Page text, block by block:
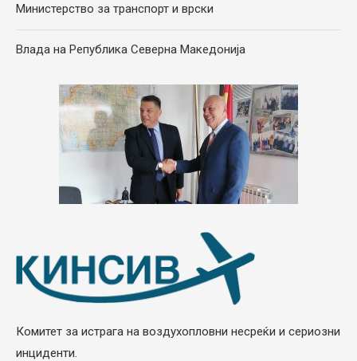
Министерство за транспорт и врски
Влада на Република Северна Македонија
Комитет за истрага на воздухопловни несреќи и сериозни
инциденти.